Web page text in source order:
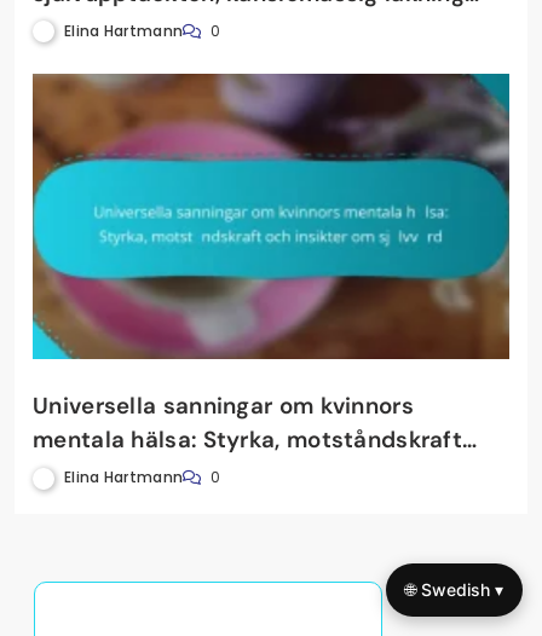
och egenmakt för kvinnor
Elina Hartmann 0
Universella sanningar om kvinnors
mentala hälsa: Styrka, motståndskraft
och insikter om självvård
Elina Hartmann 0
🌐 Swedish ▾